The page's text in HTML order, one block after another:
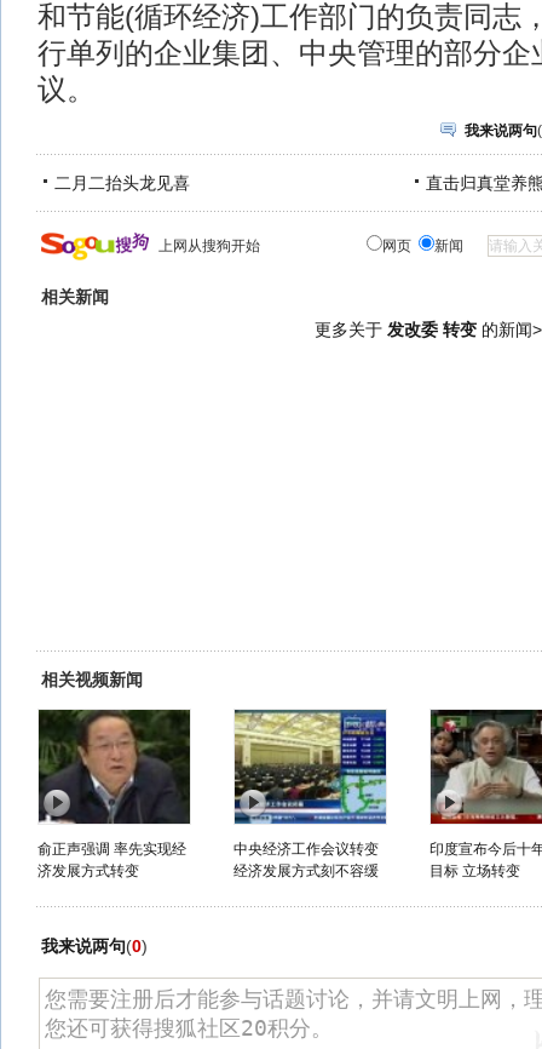
和节能(循环经济)工作部门的负责同志
行单列的企业集团、中央管理的部分企
议。
我来说两句(
二月二抬头龙见喜 直击归真堂养
上网从搜狗开始 网页 新闻
相关新闻
更多关于 发改委 转变的新闻
相关视频新闻
俞正声强调 率先实现经
济发展方式转变
中央经济工作会议转变
经济发展方式刻不容缓
印度宣布今后十
目标 立场转变
我来说两句(0)